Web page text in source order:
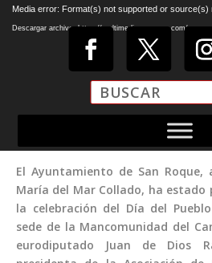
Reproductor
Media error: Format(s) not supported or source(s)
Descargar archivo: https://multimediasanroque.com/wp-
El Ayuntamiento de San
María del Mar Collado, ha estado
la celebración del Día del
sede de la Mancomunidad del
eurodiputado Juan de Dios